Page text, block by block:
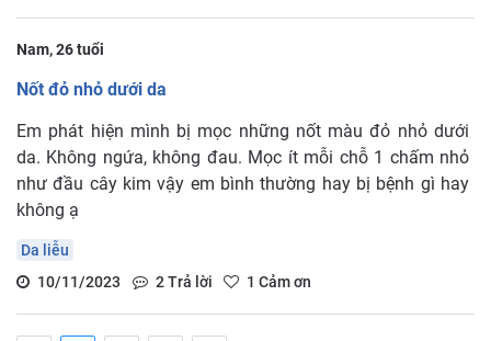
Nam, 26 tuổi
Nốt đỏ nhỏ dưới da
Em phát hiện mình bị mọc những nốt màu đỏ nhỏ dưới
da. Không ngứa, không đau. Mọc ít mỗi chỗ 1 chấm nhỏ
như đầu cây kim vậy em bình thường hay bị bệnh gì hay
không ạ
Da liễu
10/11/2023
2Trả lời 1 Cảm ơn